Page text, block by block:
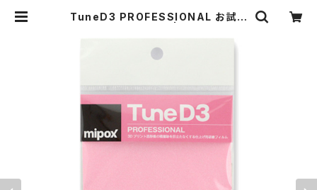
TuneD3 PROFESSIONAL お試し